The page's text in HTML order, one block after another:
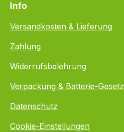
Info
Versandkosten & Lieferung
Zahlung
Widerrufsbelehrung
Verpackung & Batterie-Gesetz
Datenschutz
Cookie-Einstellungen